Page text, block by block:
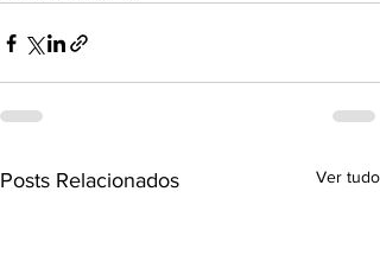
Posts Relacionados Ver tudo